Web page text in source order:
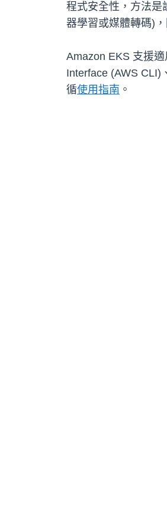
程式安全性，方法是
器學習或媒體轉碼)
Amazon EKS 支援
Interface (AWS CLI)
循使用指南 。